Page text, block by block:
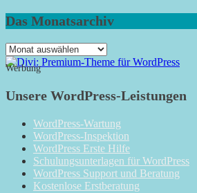
Das Monatsarchiv
Das
Monatsarchiv
Werbung
Unsere WordPress-Leistungen
WordPress-Wartung
WordPress-Inspektion
WordPress Erste Hilfe
Schulungsunterlagen für WordPress
WordPress Support und Beratung
Kostenlose Erstberatung